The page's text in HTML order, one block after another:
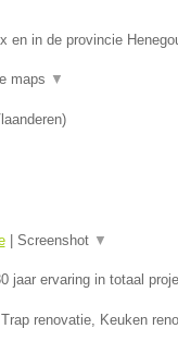
en in de provincie
maps ▼
)
| Screenshot ▼
jaar ervaring in totaal
renovatie, Keuken